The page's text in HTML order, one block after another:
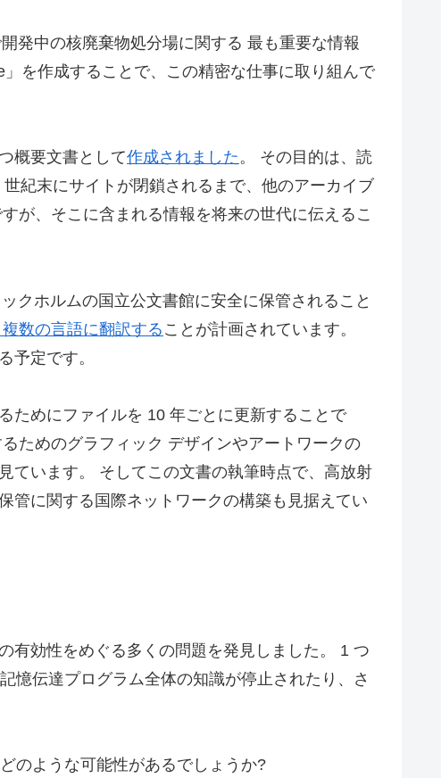
発中の核廃棄物処分場に関する 最も重要な情報
を作成することで、この精密な仕事に取り組んで
概要文書として作成されました。 その目的は、読
紀末にサイトが閉鎖されるまで、他のアーカイブ
が、そこに含まれる情報を将来の世代に伝えるこ
クホルムの国立公文書館に安全に保管されること
数の言語に翻訳する ことが計画されています。
予定です。
ためにファイルを 10 年ごとに更新することで
ためのグラフィック デザインやアートワークの
ています。 そしてこの文書の執筆時点で、高放射
管に関する国際ネットワークの構築も見据えてい
有効性をめぐる多くの問題を発見しました。 1 つ
憶伝達プログラム全体の知識が停止されたり、さ
のような可能性があるでしょうか?